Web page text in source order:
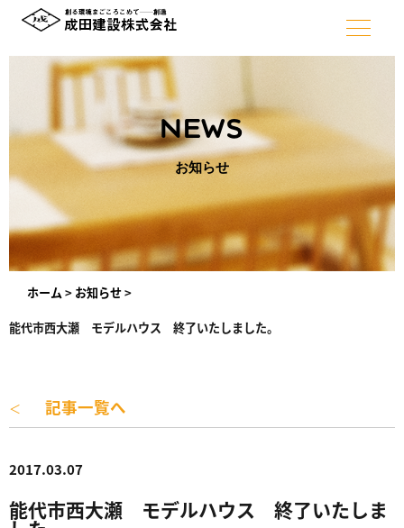
NEWS
お知らせ
ホーム > お知らせ>
能代市西大瀬 モデルハウス 終了いたしました。
＜ 記事一覧へ
2017.03.07
能代市西大瀬 モデルハウス 終了いたしま